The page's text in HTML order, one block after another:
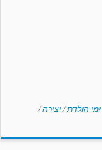
ימי הולדת/יצירה/